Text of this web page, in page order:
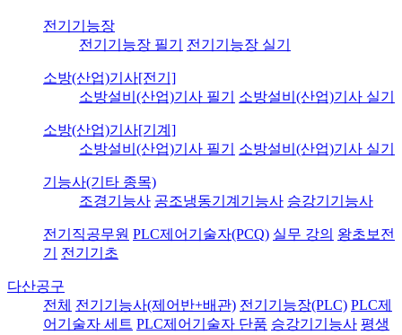
전기기능장
전기기능장 필기
전기기능장 실기
소방(산업)기사[전기]
소방설비(산업)기사 필기
소방설비(산업)기사 실기
소방(산업)기사[기계]
소방설비(산업)기사 필기
소방설비(산업)기사 실기
기능사(기타 종목)
조경기능사 공조냉동기계기능사 승강기기능사
전기직공무원 PLC제어기술자(PCQ) 실무 강의 왕초보전
기
전기기초
다산공구
전체 전기기능사(제어반+배관) 전기기능장(PLC) PLC제
어기술자 세트 PLC제어기술자 단품 승강기기능사 평생